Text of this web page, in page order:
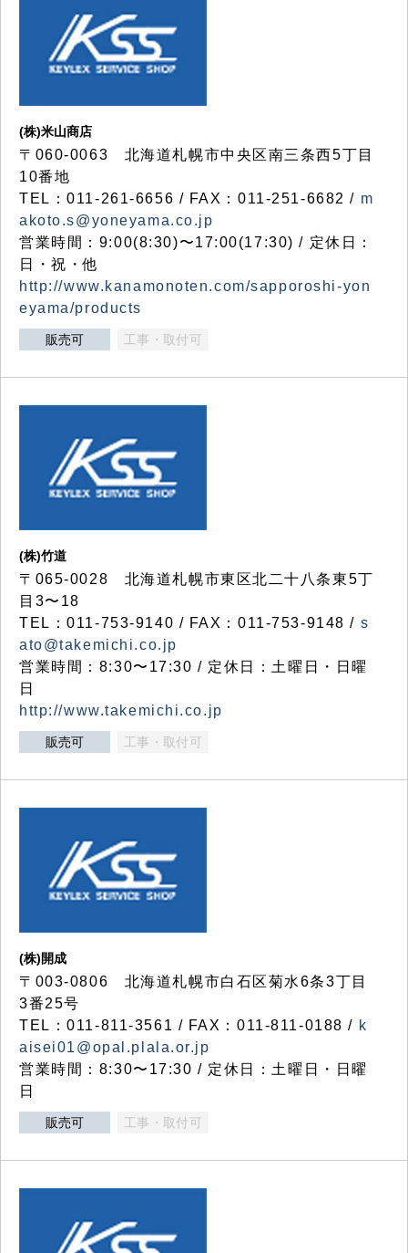
(株)米山商店
〒060-0063 北海道札幌市中央区南三条西5丁目
10番地
TEL：011-261-6656 / FAX：011-251-6682 / m
akoto.s@yoneyama.co.jp
営業時間：9:00(8:30)〜17:00(17:30) / 定休日：
日・祝・他
http://www.kanamonoten.com/sapporoshi-yon
eyama/products
販売可 工事・取付可
(株)竹道
〒065-0028 北海道札幌市東区北二十八条東5丁
目3〜18
TEL：011-753-9140 / FAX：011-753-9148 / s
ato@takemichi.co.jp
営業時間：8:30〜17:30 / 定休日：土曜日・日曜
日
http://www.takemichi.co.jp
販売可 工事・取付可
(株)開成
〒003-0806 北海道札幌市白石区菊水6条3丁目
3番25号
TEL：011-811-3561 / FAX：011-811-0188 / k
aisei01@opal.plala.or.jp
営業時間：8:30〜17:30 / 定休日：土曜日・日曜
日
販売可 工事・取付可